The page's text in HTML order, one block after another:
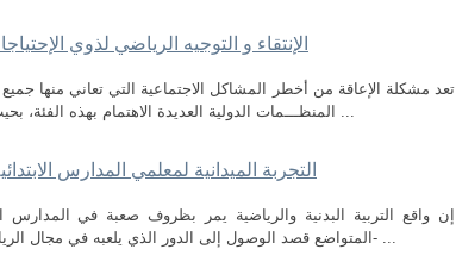
الإنتقاء و التوجيه الرياضي لذوي
تعد مشكلة الإعاقة من أخطر المشاكل الاجتماعية التي تعاني منها جميع
المنظـــمات الدولية العديدة الاهتمام بهذه الفئة، بحيث أن هذه الأخيرة تبذل مجهودات كبيرة ومعتبرة للتقليل ...
التجربة الميدانية لمعلمي المدارس
إن واقع التربية البدنية والرياضية يمر بظروف صعبة في المدارس
المتواضع قصد الوصول إلى الدور الذي يلعبه في مجال الرياضة عامة، وهذا ما دفعني إلى طرح التساؤلات التالية: 1- ...